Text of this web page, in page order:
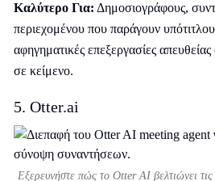
Καλύτερο Για: Δημοσιογράφους,
περιεχομένου που παράγουν
αφηγηματικές επεξεργασίες
σε κείμενο.
5. Otter.ai
Εξερευνήστε πώς το Otter AI βελτιώνει τις